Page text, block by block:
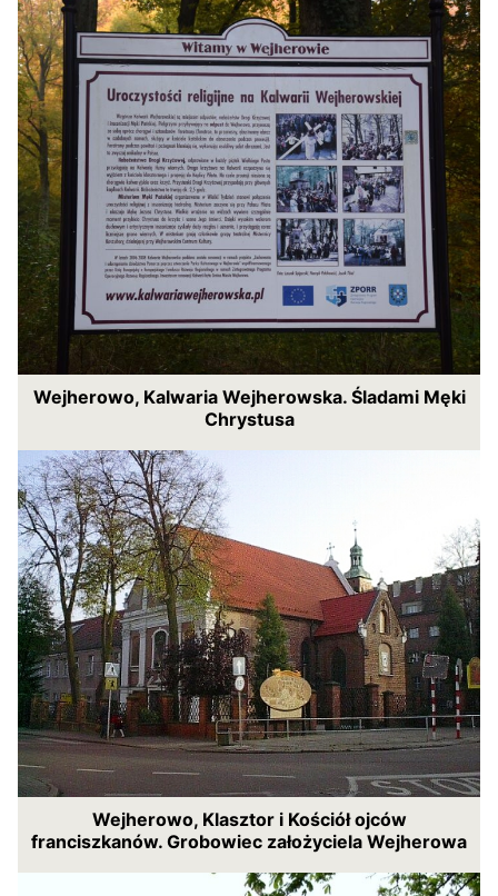
Wejherowo, Kalwaria Wejherowska. Śladami Męki
Chrystusa
Wejherowo, Klasztor i Kościół ojców
franciszkanów. Grobowiec założyciela Wejherowa